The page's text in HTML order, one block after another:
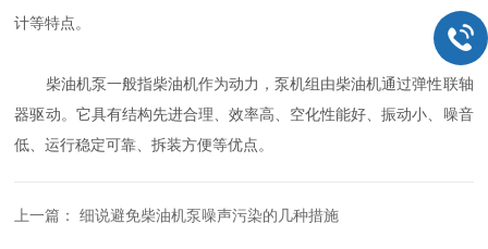
计等特点。
柴油机泵一般指柴油机作为动力，泵机组由柴油机通过弹性联轴
器驱动。它具有结构先进合理、效率高、空化性能好、振动小、噪音
低、运行稳定可靠、拆装方便等优点。
上一篇：细说避免柴油机泵噪声污染的几种措施